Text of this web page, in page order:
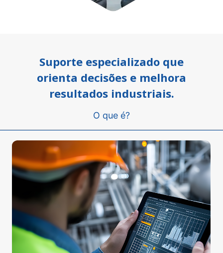
Suporte especializado que
orienta decisões e melhora
resultados industriais.
O que é?